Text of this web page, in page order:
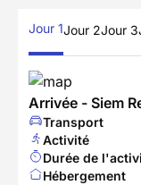
Jour 1Jour 2Jour 3
Arrivée - Siem
Transport
Activité
Durée de
Hébergement